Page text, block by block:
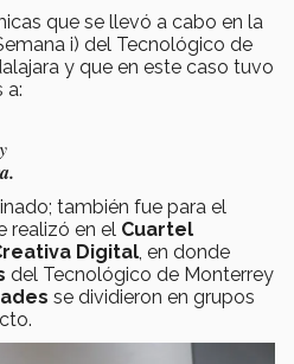
que se llevó a cabo en la
i) del Tecnológico de
y que en este caso tuvo
a:
también fue para el
realizó en el Cuartel
Digital , en donde
del Tecnológico de Monterrey
se dividieron en grupos